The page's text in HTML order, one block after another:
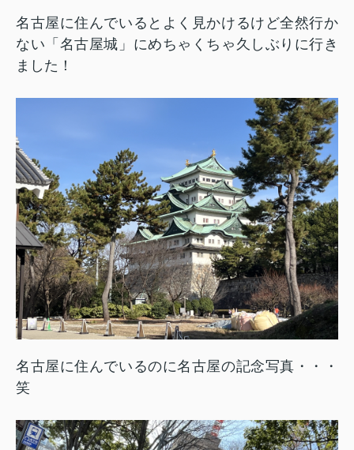
名古屋に住んでいるとよく見かけるけど全然行か
ない「名古屋城」にめちゃくちゃ久しぶりに行き
ました！
名古屋に住んでいるのに名古屋の記念写真・・・
笑